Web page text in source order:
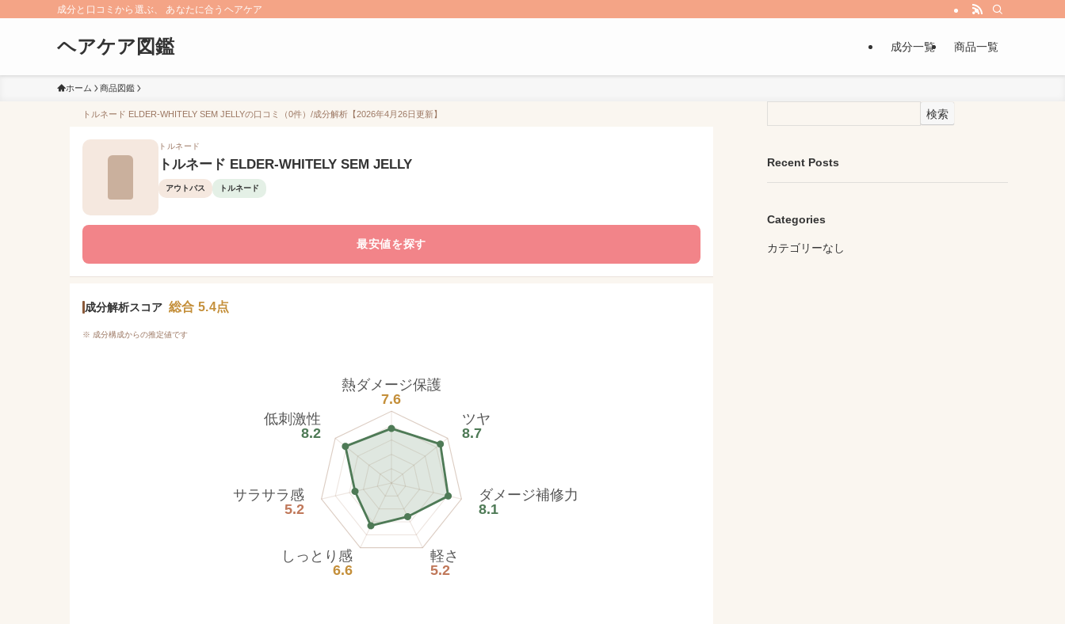
成分と口コミから選ぶ、 あなたに合うヘアケア
ヘアケア図鑑 成分一覧 商品一覧
ホーム 商品図鑑
トルネード ELDER-WHITELY SEM JELLYの口コミ（0件）/成分解析【2026年4月26日更新】
トルネード
トルネード ELDER-WHITELY SEM JELLY
アウトバス トルネード
最安値を探す
成分解析スコア 総合 5.4点
※ 成分構成からの推定値です
熱ダメージ保護
7.6
ツヤ
8.7
ダメージ補修力
8.1
軽さ
5.2
しっとり感
6.6
サラサラ感
5.2
低刺激性
8.2
検索
Recent Posts
Categories
カテゴリーなし